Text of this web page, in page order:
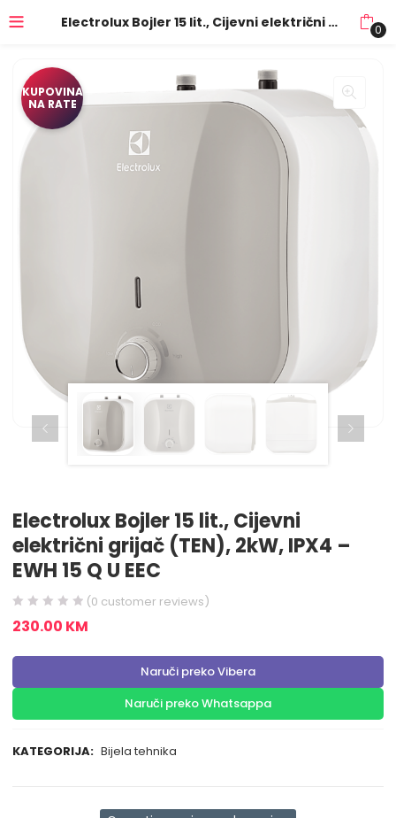
Electrolux Bojler 15 lit., Cijevni električni grijač (TEN), 2kW, IPX4 – EWH 15 Q U EEC 0
KUPOVINA
NA RATE
Electrolux Bojler 15 lit., Cijevni
električni grijač (TEN), 2kW, IPX4 –
EWH 15 Q U EEC
(0 customer reviews)
230.00 KM
Naruči preko Vibera
Naruči preko Whatsappa
KATEGORIJA: Bijela tehnika